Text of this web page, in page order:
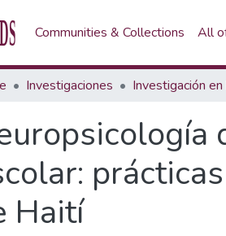
Communities & Collections All
Investigaciones
Haití